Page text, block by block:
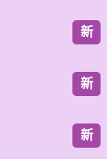
新
新
新